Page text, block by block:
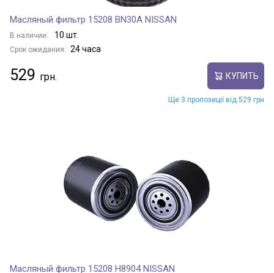
Масляный фильтр 15208 BN30A NISSAN
В наличии: 10 шт.
Срок ожидания: 24 часа
529 КУПИТЬ
Ще 3 пропозиції від 529 грн
Масляный фильтр 15208 H8904 NISSAN